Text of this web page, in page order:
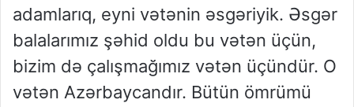
adamlarıq, eyni vətənin əsgəriyik. Əsgər
balalarımız şəhid oldu bu vətən üçün,
bizim də çalışmağımız vətən üçündür. O
vətən Azərbaycandır. Bütün ömrümü